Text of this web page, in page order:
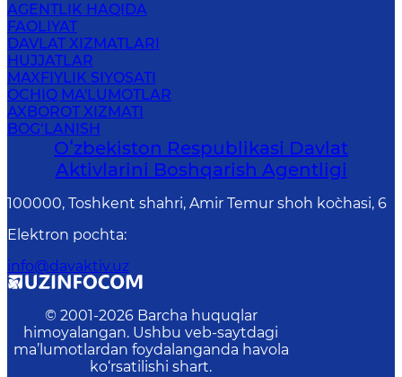
AGENTLIK HAQIDA
FAOLIYAT
DAVLAT XIZMATLARI
HUJJATLAR
MAXFIYLIK SIYOSATI
OCHIQ MA'LUMOTLAR
AXBOROT XIZMATI
BOG‘LANISH
Oʻzbekiston Respublikasi Davlat
Aktivlarini Boshqarish Agentligi
100000, Toshkent shahri, Amir Temur shoh ko`chasi, 6
Elektron pochta:
info@davaktiv.uz
© 2001-2026 Barcha huquqlar
himoyalangan. Ushbu veb-saytdagi
ma’lumotlardan foydalanganda havola
ko‘rsatilishi shart.